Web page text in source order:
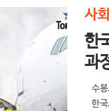
사
한
과
수
한